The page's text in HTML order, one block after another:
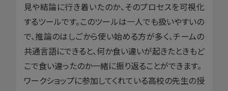
見や結論に行き着いたのか、そのプロセスを可視化
するツールです。このツールは一人でも扱いやすいの
で、推論のはしごから使い始める方が多く、チームの
共通言語にできると、何か食い違いが起きたときもど
こで食い違ったのか一緒に振り返ることができます。
ワークショップに参加してくれている高校の先生の授